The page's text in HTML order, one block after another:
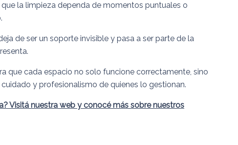
la limpieza dependa de momentos puntuales o
de ser un soporte invisible y pasa a ser parte de la
que cada espacio no solo funcione correctamente, sino
y profesionalismo de quienes lo gestionan.
Visitá nuestra web y conocé más sobre nuestros